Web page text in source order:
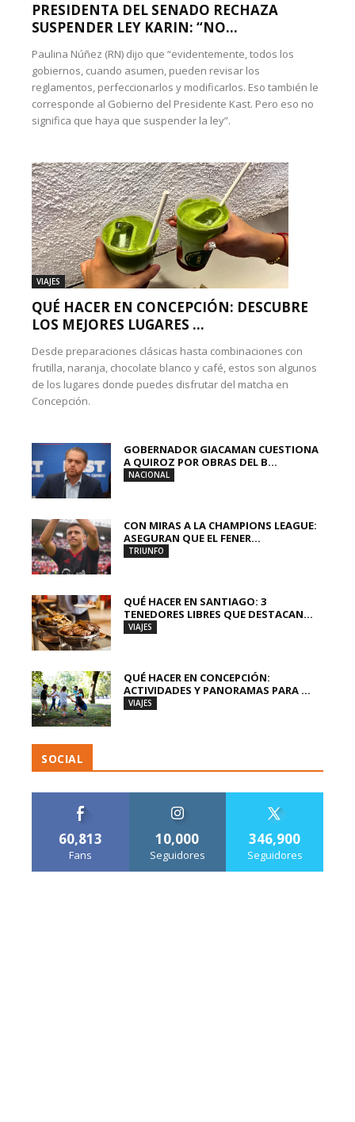
PRESIDENTA DEL SENADO RECHAZA
SUSPENDER LEY KARIN: “NO...
Paulina Núñez (RN) dijo que “evidentemente, todos los
gobiernos, cuando asumen, pueden revisar los
reglamentos, perfeccionarlos y modificarlos. Eso también le
corresponde al Gobierno del Presidente Kast. Pero eso no
significa que haya que suspender la ley”.
VIAJES
QUÉ HACER EN CONCEPCIÓN: DESCUBRE
LOS MEJORES LUGARES ...
Desde preparaciones clásicas hasta combinaciones con
frutilla, naranja, chocolate blanco y café, estos son algunos
de los lugares donde puedes disfrutar del matcha en
Concepción.
GOBERNADOR GIACAMAN CUESTIONA
A QUIROZ POR OBRAS DEL B...
NACIONAL
CON MIRAS A LA CHAMPIONS LEAGUE:
ASEGURAN QUE EL FENER...
TRIUNFO
QUÉ HACER EN SANTIAGO: 3
TENEDORES LIBRES QUE DESTACAN...
VIAJES
QUÉ HACER EN CONCEPCIÓN:
ACTIVIDADES Y PANORAMAS PARA ...
VIAJES
SOCIAL
60,813
Fans
10,000
Seguidores
346,900
Seguidores